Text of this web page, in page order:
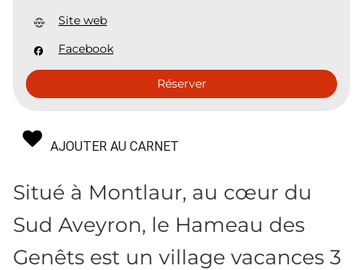
Site web
Facebook
Réserver
AJOUTER AU CARNET
Situé à Montlaur, au cœur du
Sud Aveyron, le Hameau des
Genêts est un village vacances 3